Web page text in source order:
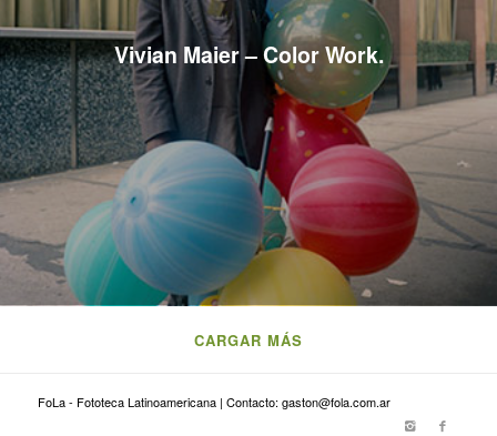
Vivian Maier – Color Work.
CARGAR MÁS
FoLa - Fototeca Latinoamericana | Contacto: gaston@fola.com.ar